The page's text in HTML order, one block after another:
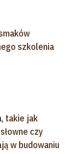
szkolenia
takie jak
czy
w budowaniu